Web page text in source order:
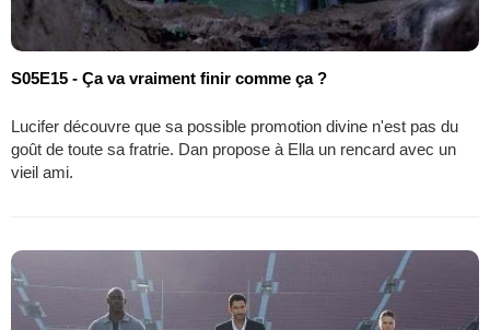
S05E15 - Ça va vraiment finir comme ça ?
Lucifer découvre que sa possible promotion divine n'est pas du
goût de toute sa fratrie. Dan propose à Ella un rencard avec un
vieil ami.